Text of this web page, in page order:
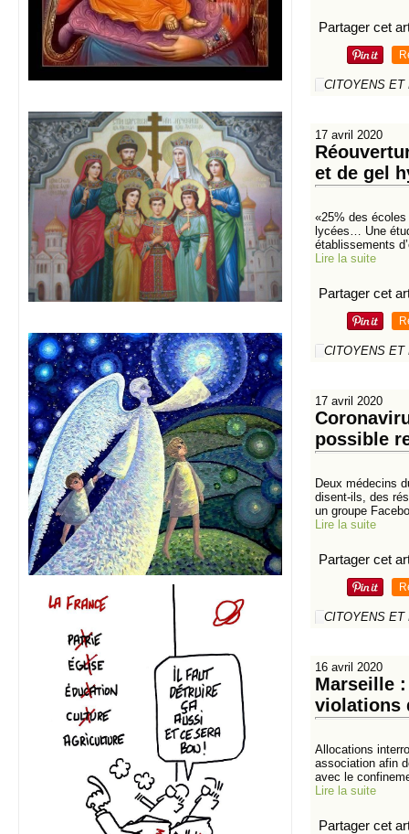
Partager cet
CITOYENS ET
17 avril 2020
et de gel
«25% des écoles
lycées… Une
établissements
Lire la suite
Partager cet
CITOYENS ET
17 avril 2020
possible
Deux médecins
disent-ils, des
un groupe
Lire la suite
Partager cet
CITOYENS ET
16 avril 2020
Marseille
violations
Allocations
association afin
avec le
Lire la suite
Partager cet